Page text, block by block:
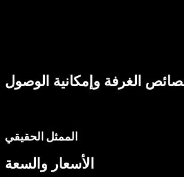
الغرفة وإمكانية الوصول
الممثل الحقيقي
الأسعار والسعة